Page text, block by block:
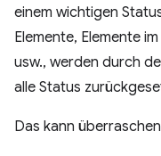
einem wichtigen
Elemente, Elemente
usw., werden durch
alle Status
Das kann